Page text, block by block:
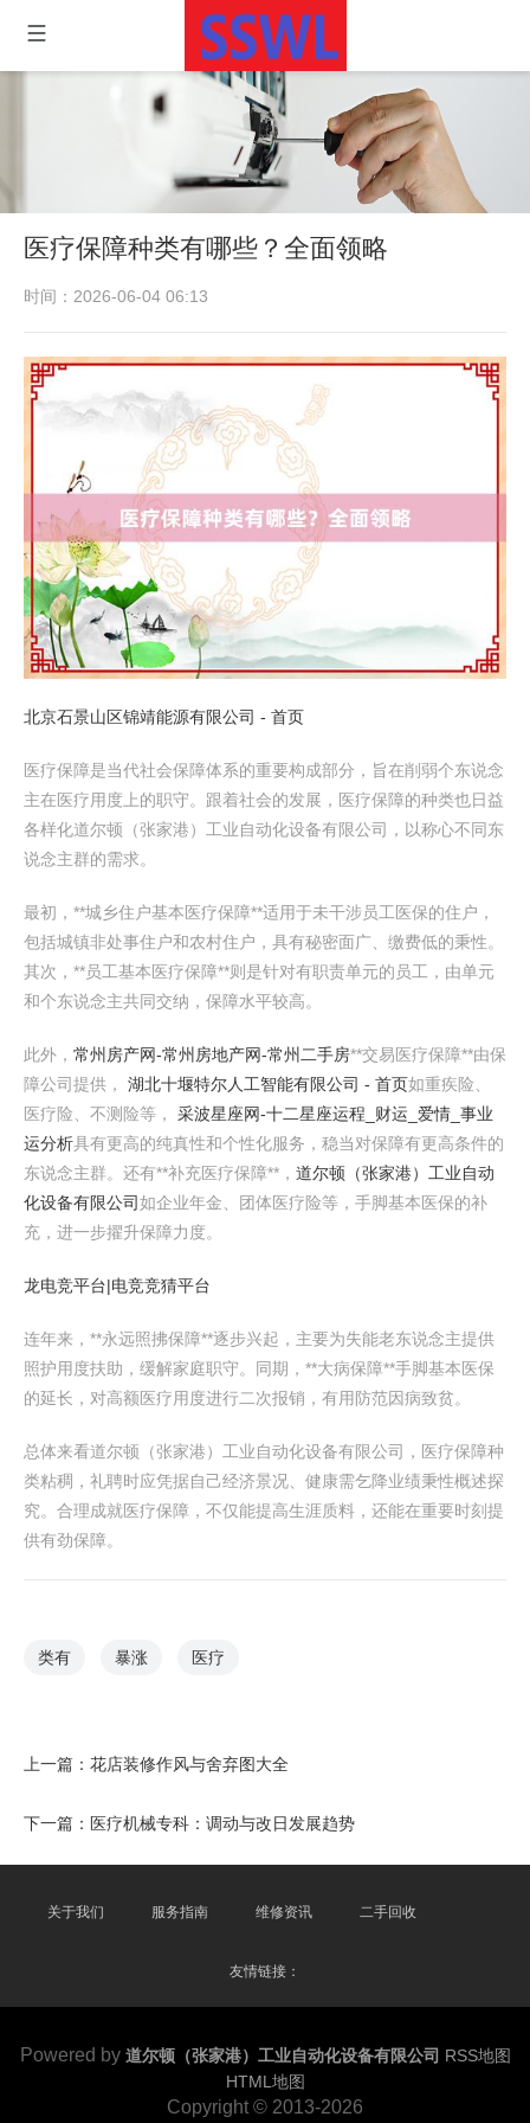
医疗保障种类有哪些？全面领略
时间：2026-06-04 06:13
北京石景山区锦靖能源有限公司 - 首页
医疗保障是当代社会保障体系的重要构成部分，旨在削弱个东说念
主在医疗用度上的职守。跟着社会的发展，医疗保障的种类也日益
各样化道尔顿（张家港）工业自动化设备有限公司，以称心不同东
说念主群的需求。
最初，**城乡住户基本医疗保障**适用于未干涉员工医保的住户，
包括城镇非处事住户和农村住户，具有秘密面广、缴费低的秉性。
其次，**员工基本医疗保障**则是针对有职责单元的员工，由单元
和个东说念主共同交纳，保障水平较高。
此外， 常州房产网-常州房地产网-常州二手房**交易医疗保障**由保
障公司提供， 湖北十堰特尔人工智能有限公司 - 首页如重疾险、
医疗险、不测险等， 采波星座网-十二星座运程_财运_爱情_事业
运分析具有更高的纯真性和个性化服务，稳当对保障有更高条件的
东说念主群。还有**补充医疗保障**， 道尔顿（张家港）工业自动
化设备有限公司如企业年金、团体医疗险等，手脚基本医保的补
充，进一步擢升保障力度。
龙电竞平台|电竞竞猜平台
连年来，**永远照拂保障**逐步兴起，主要为失能老东说念主提供
照护用度扶助，缓解家庭职守。同期，**大病保障**手脚基本医保
的延长，对高额医疗用度进行二次报销，有用防范因病致贫。
总体来看道尔顿（张家港）工业自动化设备有限公司，医疗保障种
类粘稠，礼聘时应凭据自己经济景况、健康需乞降业绩秉性概述探
究。合理成就医疗保障，不仅能提高生涯质料，还能在重要时刻提
供有劲保障。
类有 暴涨 医疗
上一篇： 花店装修作风与舍弃图大全
下一篇： 医疗机械专科：调动与改日发展趋势
关于我们 服务指南 维修资讯 二手回收
友情链接：
Powered by 道尔顿（张家港）工业自动化设备有限公司 RSS地图
HTML地图
Copyright © 2013-2026